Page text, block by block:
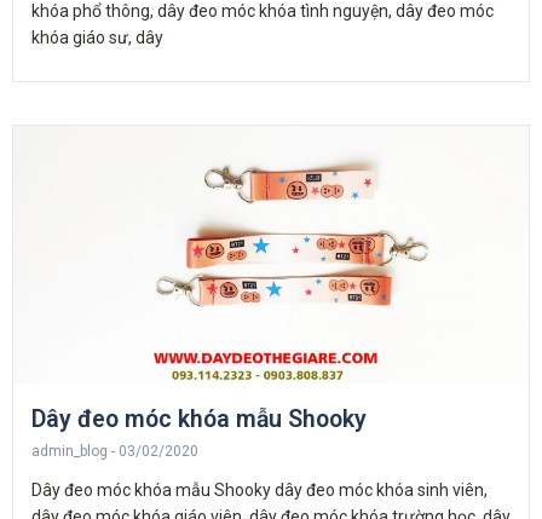
khóa phổ thông, dây đeo móc khóa tình nguyện, dây đeo móc
khóa giáo sư, dây
Dây đeo móc khóa mẫu Shooky
admin_blog 03/02/2020
Dây đeo móc khóa mẫu Shooky dây đeo móc khóa sinh viên,